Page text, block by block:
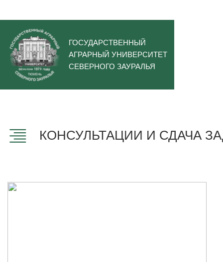
ГОСУДАРСТВЕННЫЙ
АГРАРНЫЙ УНИВЕРСИТЕТ
СЕВЕРНОГО ЗАУРАЛЬЯ
КОНСУЛЬТАЦИИ И СДАЧА